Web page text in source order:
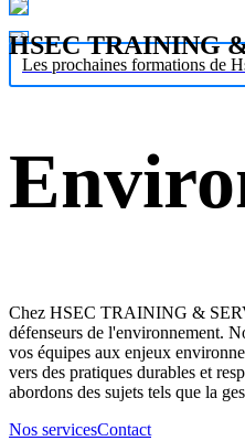
Les prochaines formations de
HSEC TRAINING
Chez HSEC TRAINING &
défenseurs de l'environnement.
vos équipes aux enjeux
vers des pratiques durables et
abordons des sujets tels que la
Nos servicesContact